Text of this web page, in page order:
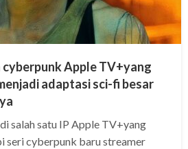
cyberpunk Apple TV+yang
adaptasi sci-fi besar
salah satu IP Apple TV+yang
seri cyberpunk baru streamer